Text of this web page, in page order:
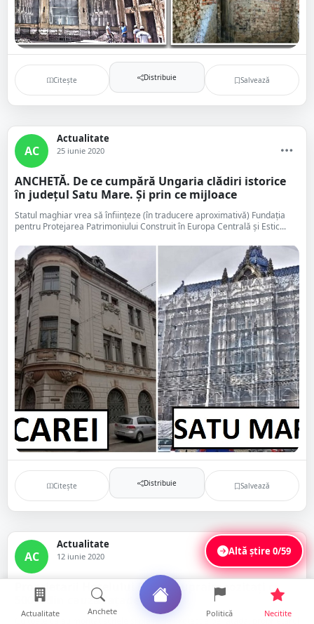
Citește Distribuie Salvează
AC
Actualitate
25 iunie 2020
ANCHETĂ. De ce cumpără Ungaria clădiri istorice
în județul Satu Mare. Și prin ce mijloace
Statul maghiar vrea să înființeze (în traducere aproximativă) Fundația
pentru Protejarea Patrimoniului Construit în Europa Centrală și Estic...
Citește Distribuie Salvează
AC
Actualitate
12 iunie 2020
Proprietarii Hotelului Dacia, supraimpozitați cu
500% din cauza fațadei
Altă știre0/59
Actualitate Anchete Politică Necitite